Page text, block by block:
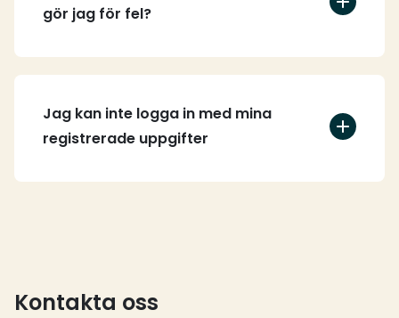
gör jag för fel?
Jag kan inte logga in med mina
registrerade uppgifter
Kontakta oss